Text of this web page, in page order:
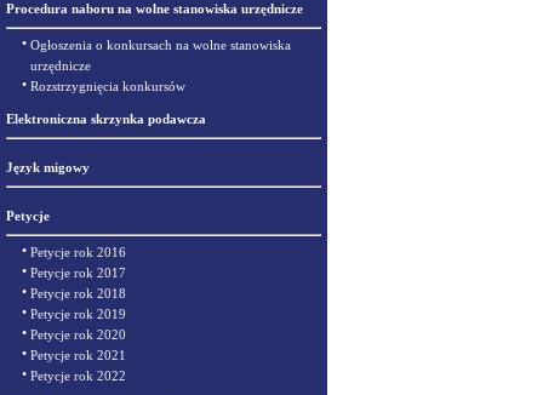
Procedura naboru na wolne stanowiska urzędnicze
• Ogłoszenia o konkursach na wolne stanowiska
urzędnicze
• Rozstrzygnięcia konkursów
Elektroniczna skrzynka podawcza
Język migowy
Petycje
• Petycje rok 2016
• Petycje rok 2017
• Petycje rok 2018
• Petycje rok 2019
• Petycje rok 2020
• Petycje rok 2021
• Petycje rok 2022